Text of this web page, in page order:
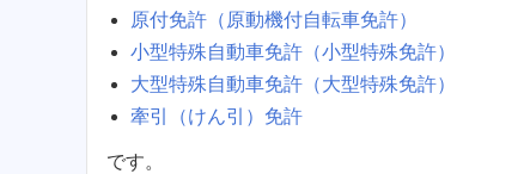
原付免許（原動機付自転車免許）
小型特殊自動車免許（小型特殊免許）
大型特殊自動車免許（大型特殊免許）
牽引（けん引）免許
です。